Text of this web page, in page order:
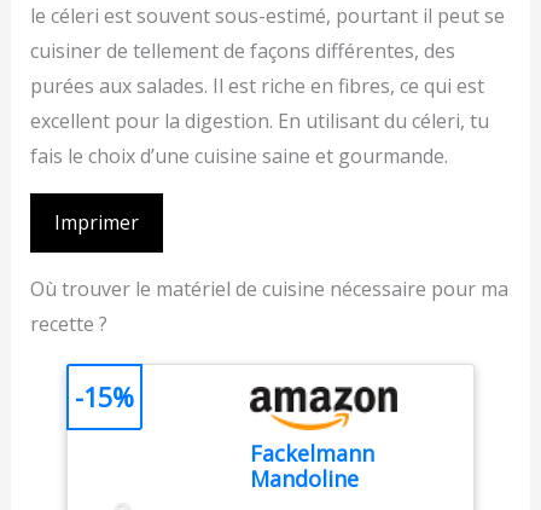
le céleri est souvent sous-estimé, pourtant il peut se
cuisiner de tellement de façons différentes, des
purées aux salades. Il est riche en fibres, ce qui est
excellent pour la digestion. En utilisant du céleri, tu
fais le choix d’une cuisine saine et gourmande.
Imprimer
Où trouver le matériel de cuisine nécessaire pour ma
recette ?
Fackelmann
Mandoline
-15%